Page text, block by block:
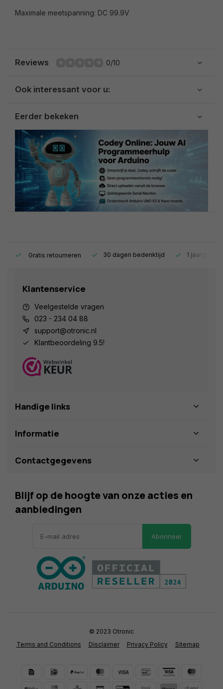
Maximale meetspanning: DC 99.9V
Reviews 0/10
Ook interessant voor u:
Eerder bekeken
Gratis retourneren 30 dagen bedenktijd 1 jaar
Klantenservice
Veelgestelde vragen
023 - 234 04 88
support@otronic.nl
Klantbeoordeling 9.5!
Handige links
Informatie
Contactgegevens
Blijf op de hoogte van onze acties en
aanbiedingen
Abonneer
Terms and Conditions Disclaimer Privacy Policy Sitemap
© 2023 Otronic